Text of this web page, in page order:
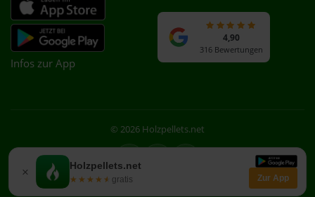
× Holzpellets.net
★★★★★
★★★★★ gratis Zur App
Infos zur App
4,90
316 Bewertungen
© 2026 Holzpellets.net
Facebook